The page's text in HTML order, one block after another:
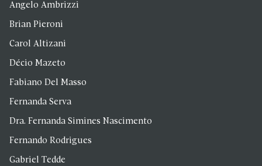
Angelo Ambrizzi
Brian Pieroni
Carol Altizani
Décio Mazeto
Fabiano Del Masso
Fernanda Serva
Dra. Fernanda Simines Nascimento
Fernando Rodrigues
Gabriel Tedde